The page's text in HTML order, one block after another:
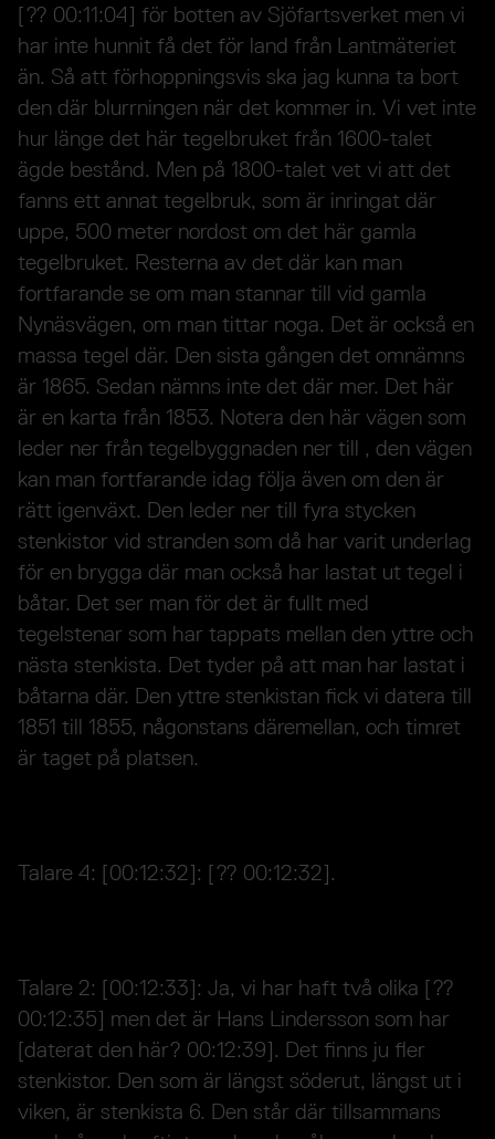
[?? 00:11:04] för botten av Sjöfartsverket men vi
har inte hunnit få det för land från Lantmäteriet
än. Så att förhoppningsvis ska jag kunna ta bort
den där blurrningen när det kommer in. Vi vet inte
hur länge det här tegelbruket från 1600-talet
ägde bestånd. Men på 1800-talet vet vi att det
fanns ett annat tegelbruk, som är inringat där
uppe, 500 meter nordost om det här gamla
tegelbruket. Resterna av det där kan man
fortfarande se om man stannar till vid gamla
Nynäsvägen, om man tittar noga. Det är också en
massa tegel där. Den sista gången det omnämns
är 1865. Sedan nämns inte det där mer. Det här
är en karta från 1853. Notera den här vägen som
leder ner från tegelbyggnaden ner till , den vägen
kan man fortfarande idag följa även om den är
rätt igenväxt. Den leder ner till fyra stycken
stenkistor vid stranden som då har varit underlag
för en brygga där man också har lastat ut tegel i
båtar. Det ser man för det är fullt med
tegelstenar som har tappats mellan den yttre och
nästa stenkista. Det tyder på att man har lastat i
båtarna där. Den yttre stenkistan fick vi datera till
1851 till 1855, någonstans däremellan, och timret
är taget på platsen.
Talare 4: [00:12:32]: [?? 00:12:32].
Talare 2: [00:12:33]: Ja, vi har haft två olika [??
00:12:35] men det är Hans Lindersson som har
[daterat den här? 00:12:39]. Det finns ju fler
stenkistor. Den som är längst söderut, längst ut i
viken, är stenkista 6. Den står där tillsammans